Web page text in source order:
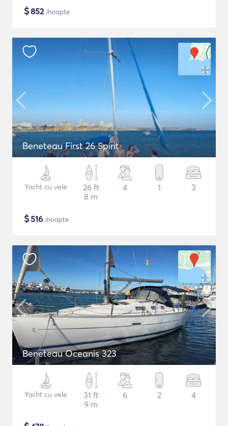
$852/noapte
Beneteau First 26 Spirit
Yacht cu vele
26 ft
8 m
4 1 3
$516 /noapte
Beneteau Oceanis 323
Yacht cu vele
31 ft
9 m
6 2 4